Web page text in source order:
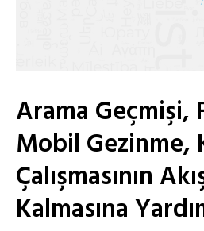
Arama
Mobil Gezinme,
Çalışmasının
Kalmasına